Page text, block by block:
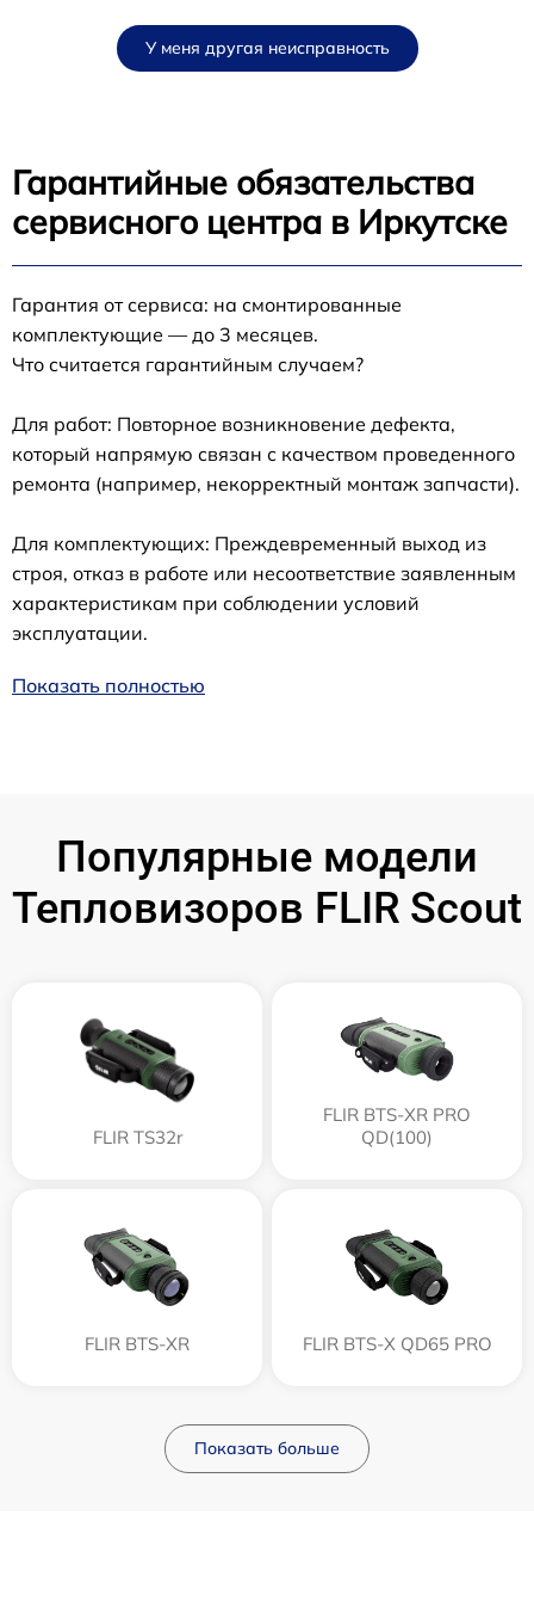
У меня другая неисправность
Гарантийные обязательства
сервисного центра в Иркутске
Гарантия от сервиса: на смонтированные
комплектующие — до 3 месяцев.
Что считается гарантийным случаем?
Для работ: Повторное возникновение дефекта,
который напрямую связан с качеством проведенного
ремонта (например, некорректный монтаж запчасти).
Для комплектующих: Преждевременный выход из
строя, отказ в работе или несоответствие заявленным
характеристикам при соблюдении условий
эксплуатации.
Показать полностью
Популярные модели
Тепловизоров FLIR Scout
FLIR TS32r
FLIR BTS-XR PRO
QD(100)
FLIR BTS-XR FLIR BTS-X QD65 PRO
Показать больше